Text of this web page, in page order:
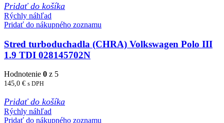
Pridať do košíka
Rýchly náhľad
Pridať do nákupného zoznamu
Stred turboduchadla (CHRA) Volkswagen Polo III
1.9 TDI 028145702N
Hodnotenie 0 z 5
145,0 € s DPH
Pridať do košíka
Rýchly náhľad
Pridať do nákupného zoznamu